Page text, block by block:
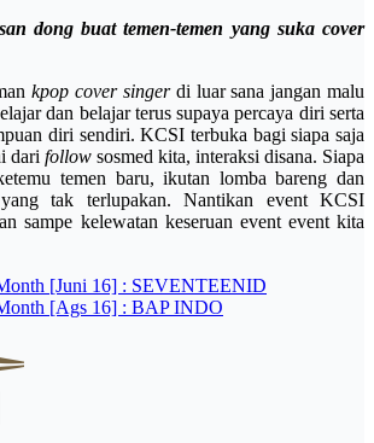
dong buat temen-temen yang suka cover
kpop cover singerdi luar sana jangan malu
dan belajar terus supaya percaya diri serta
diri sendiri. KCSI terbuka bagi siapa saja
dari follow sosmed kita, interaksi disana. Siapa
temen baru, ikutan lomba bareng dan
yang tak terlupakan. Nantikan event KCSI
sampe kelewatan keseruan event event kita
[Juni 16] : SEVENTEENID
[Ags 16] : BAP INDO